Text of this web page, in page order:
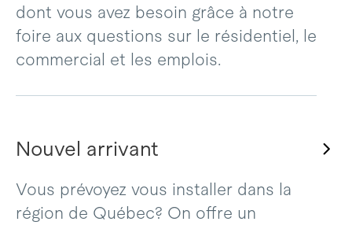
dont vous avez besoin grâce à notre
foire aux questions sur le résidentiel, le
commercial et les emplois.
Nouvel arrivant
Vous prévoyez vous installer dans la
région de Québec? On offre un